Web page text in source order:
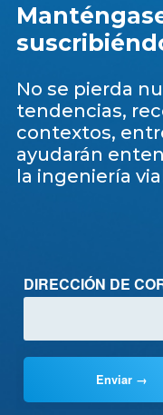
No se pierda
tendencias,
contextos,
ayudarán
la ingeniería